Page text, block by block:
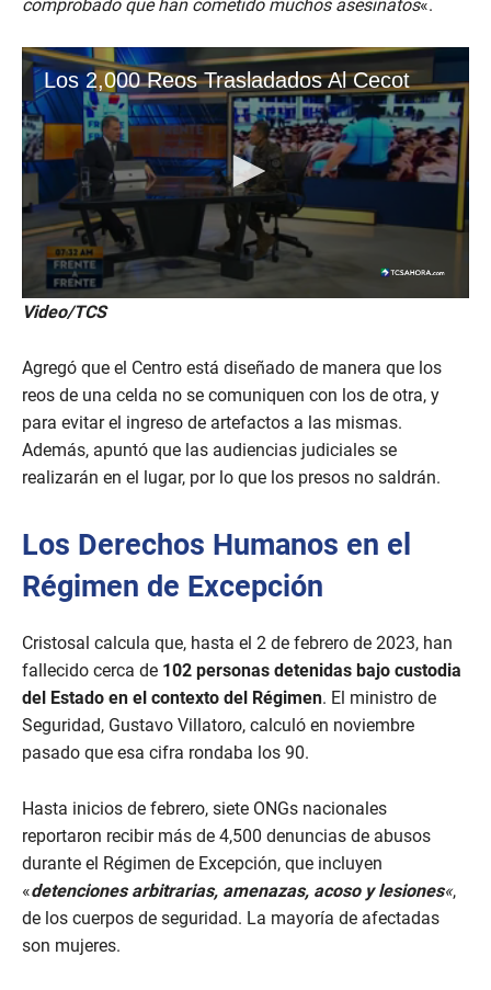
comprobado que han cometido muchos asesinatos«.
Video/TCS
Agregó que el Centro está diseñado de manera que los
reos de una celda no se comuniquen con los de otra, y
para evitar el ingreso de artefactos a las mismas.
Además, apuntó que las audiencias judiciales se
realizarán en el lugar, por lo que los presos no saldrán.
Los Derechos Humanos en el
Régimen de Excepción
Cristosal calcula que, hasta el 2 de febrero de 2023, han
fallecido cerca de 102 personas detenidas bajo custodia
del Estado en el contexto del Régimen. El ministro de
Seguridad, Gustavo Villatoro, calculó en noviembre
pasado que esa cifra rondaba los 90.
Hasta inicios de febrero, siete ONGs nacionales
reportaron recibir más de 4,500 denuncias de abusos
durante el Régimen de Excepción, que incluyen
«detenciones arbitrarias, amenazas, acoso y lesiones«,
de los cuerpos de seguridad. La mayoría de afectadas
son mujeres.